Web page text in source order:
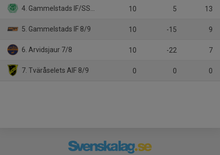
4. Gammelstads IF/SSK 8/9 10 5 13
5. Gammelstads IF 8/9 10 -15 9
6. Arvidsjaur 7/8 10 -22 7
7. Tväråselets AIF 8/9 0 0 0